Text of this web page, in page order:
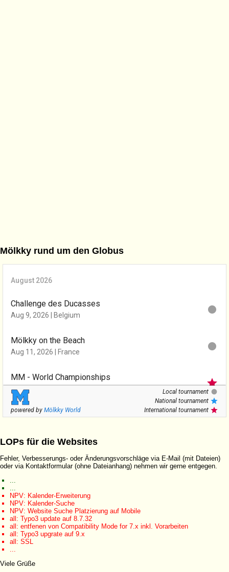
Mölkky rund um den Globus
LOPs für die Websites
Fehler, Verbesserungs- oder Änderungsvorschläge via E-Mail (mit Dateien)
oder via Kontaktformular (ohne Dateianhang) nehmen wir gerne entgegen.
...
...
NPV: Kalender-Erweiterung
NPV: Kalender-Suche
NPV: Website Suche Platzierung auf Mobile
all: Typo3 update auf 8.7.32
all: entfenen von Compatibility Mode for 7.x inkl. Vorarbeiten
all: Typo3 upgrate auf 9.x
all: SSL
...
Viele Grüße